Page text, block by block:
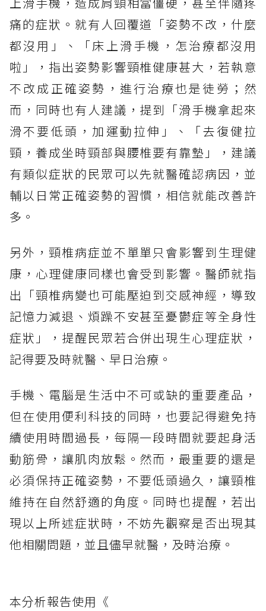
痛的症狀。就有人回覆道「姿勢不改，什麼
都沒用」、「床上滑手機，怎治療都沒用
啦」，指出姿勢影響頸椎健康甚大，若執意
不改成正確姿勢，進行治療也是徒勞；然
而，同時也有人建議，提到「滑手機拿起來
滑不要低頭，加運動拉伸」、「去復健拉
頸，養成坐時頸部與腰椎要有靠墊」，建議
有類似症狀的民眾可以先就醫確認病因，並
輔以日常正確姿勢的習慣，相信就能改善許
多。
另外，頸椎病症並不單單只會影響到生理健
康，心理健康同樣也會受到影響。醫師就指
出「頸椎病變也可能壓迫到交感神經，導致
記憶力減退、煩躁不安甚至憂鬱症等全身性
症狀」，提醒民眾若合併出現生心理症狀，
記得要及時就醫、早日治療。
手機、電腦是生活中不可或缺的重要產品，
但在使用便利科技的同時，也要記得避免持
續使用時間過長，每隔一段時間就要起身活
動筋骨，讓肌肉放鬆。然而，最重要的還是
必須保持正確姿勢，不要低頭過久，讓頸椎
維持在自然舒適的角度。同時也提醒，若出
現以上所述症狀時，不妨先觀察是否出現其
他相關問題，並且儘早就醫，及時治療。
本分析報告使用《